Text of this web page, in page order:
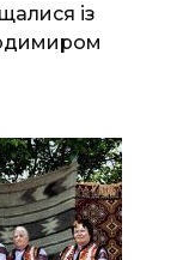
із